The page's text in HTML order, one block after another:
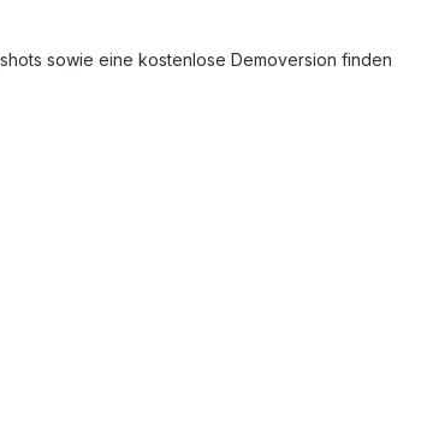
sowie eine kostenlose Demoversion finden